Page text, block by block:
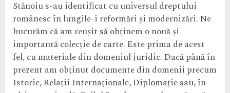
Stănoiu s-au identificat cu universul dreptului
românesc în lungile-i reformări și modernizări. Ne
bucurăm că am reușit să obținem o nouă și
importantă colecție de carte. Este prima de acest
fel, cu materiale din domeniul juridic. Dacă până în
prezent am obținut documente din domenii precum
Istorie, Relații Internaționale, Diplomație sau, în